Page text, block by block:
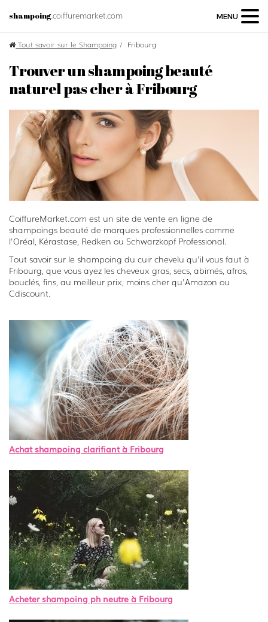
shampoing.coiffuremarket.com MENU
Tout savoir sur le Shampoing Fribourg
Trouver un shampoing beauté
naturel pas cher à Fribourg
CoiffureMarket.com est un site de vente en ligne de
shampoings beauté de marques professionnelles comme
l'Oréal, Kérastase, Redken ou Schwarzkopf Professional.
Tout savoir sur le shampoing du cuir chevelu qu'il vous faut à
Fribourg, que vous ayez les cheveux gras, secs, abimés, afros,
bouclés, fins, au meilleur prix, moins cher qu'Amazon ou
Cdiscount.
Achat shampoing clarifiant à Fribourg
Acheter shampoing ph neutre à Fribourg